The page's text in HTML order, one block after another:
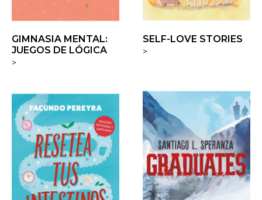
GIMNASIA MENTAL:
JUEGOS DE LÓGICA
>
SELF-LOVE STORIES
>